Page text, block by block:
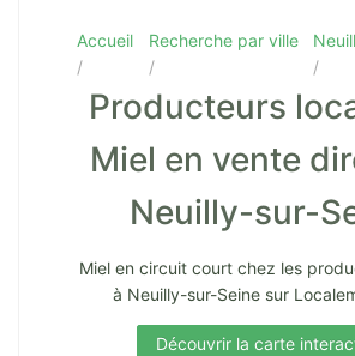
Accueil Recherche par ville
Producteurs
Miel en vente
Neuilly-sur-
Miel en circuit court chez les
à Neuilly-sur-Seine sur
Découvrir la carte